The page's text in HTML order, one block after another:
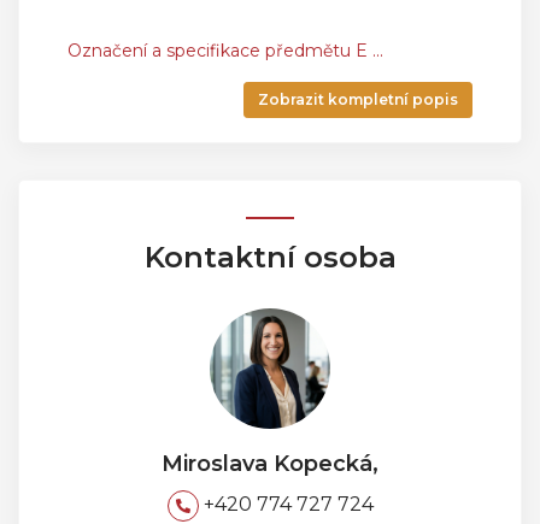
Označení a specifikace předmětu E ...
Zobrazit kompletní popis
Kontaktní osoba
Miroslava Kopecká,
+420 774 727 724